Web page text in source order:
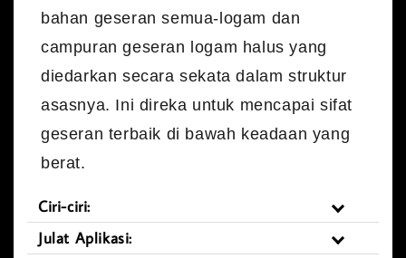
bahan geseran semua-logam dan
campuran geseran logam halus yang
diedarkan secara sekata dalam struktur
asasnya. Ini direka untuk mencapai sifat
geseran terbaik di bawah keadaan yang
berat.
Ciri-ciri:
Julat Aplikasi: